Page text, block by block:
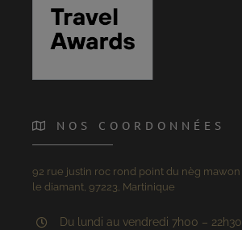
NOS COORDONNÉES
92 rue justin roc rond point du nèg mawon
le diamant, 97223, Martinique
Du lundi au vendredi 7h00 – 22h30